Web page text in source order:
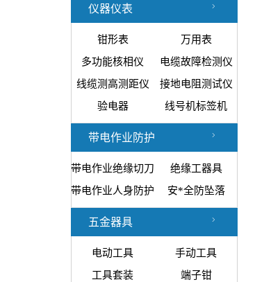
仪器仪表
钳形表
万用表
多功能核相仪
电缆故障检测仪
线缆测高测距仪
接地电阻测试仪
验电器
线号机标签机
带电作业防护
带电作业绝缘切刀
绝缘工器具
带电作业人身防护
安*全防坠落
五金器具
电动工具
手动工具
工具套装
端子钳